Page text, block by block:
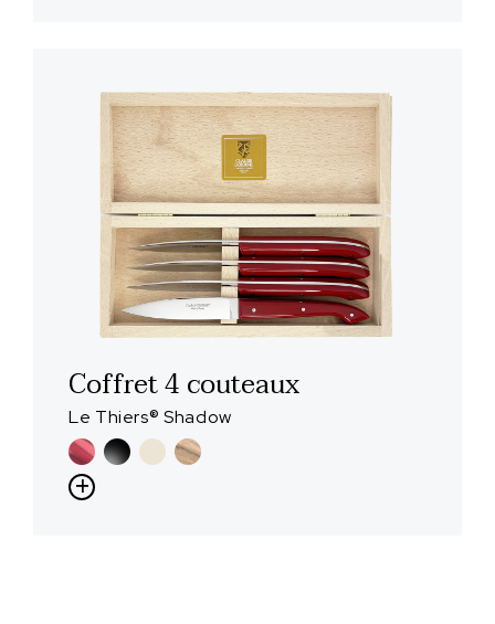
Coffret 4 couteaux
Le Thiers® Shadow